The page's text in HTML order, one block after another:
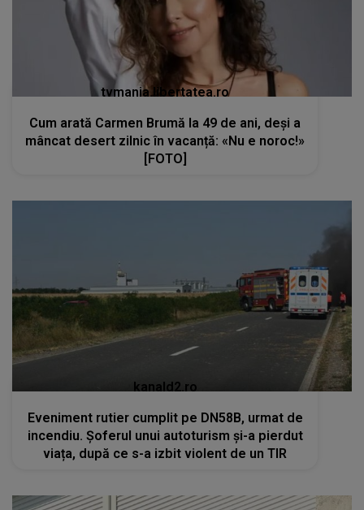
tvmania.libertatea.ro
Cum arată Carmen Brumă la 49 de ani, deși a
mâncat desert zilnic în vacanță: «Nu e noroc!»
[FOTO]
kanald2.ro
Eveniment rutier cumplit pe DN58B, urmat de
incendiu. Șoferul unui autoturism și-a pierdut
viața, după ce s-a izbit violent de un TIR